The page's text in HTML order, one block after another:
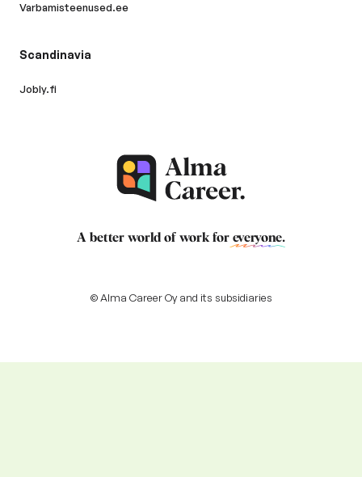
Varbamisteenused.ee
Scandinavia
Jobly.fi
A better world of work for everyone.
© Alma Career Oy and its subsidiaries